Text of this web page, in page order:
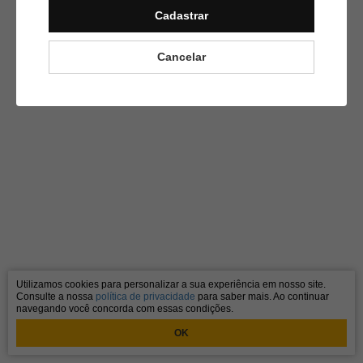
Cadastrar
Cancelar
Utilizamos cookies para personalizar a sua experiência em nosso site.
Consulte a nossa política de privacidade para saber mais. Ao continuar
navegando você concorda com essas condições.
OK